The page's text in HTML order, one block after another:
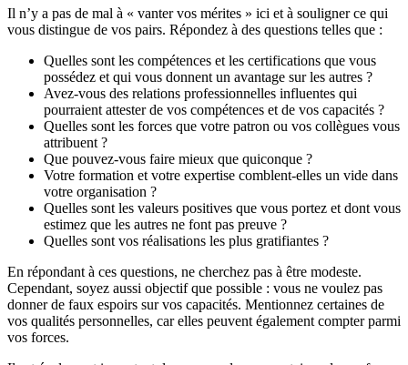
Il n’y a pas de mal à « vanter vos mérites » ici et à souligner ce qui
vous distingue de vos pairs. Répondez à des questions telles que :
Quelles sont les compétences et les certifications que vous
possédez et qui vous donnent un avantage sur les autres ?
Avez-vous des relations professionnelles influentes qui
pourraient attester de vos compétences et de vos capacités ?
Quelles sont les forces que votre patron ou vos collègues vous
attribuent ?
Que pouvez-vous faire mieux que quiconque ?
Votre formation et votre expertise comblent-elles un vide dans
votre organisation ?
Quelles sont les valeurs positives que vous portez et dont vous
estimez que les autres ne font pas preuve ?
Quelles sont vos réalisations les plus gratifiantes ?
En répondant à ces questions, ne cherchez pas à être modeste.
Cependant, soyez aussi objectif que possible : vous ne voulez pas
donner de faux espoirs sur vos capacités. Mentionnez certaines de
vos qualités personnelles, car elles peuvent également compter parmi
vos forces.